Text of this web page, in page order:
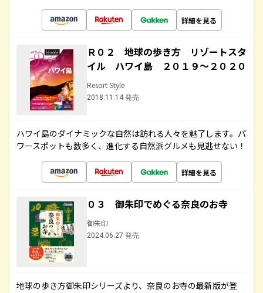
詳細を見る
Ｒ０２ 地球の歩き方 リゾートスタ
イル ハワイ島 ２０１９～２０２０
Resort Style
2018.11.14 発売
ハワイ島のダイナミックな自然は訪れる人々を魅了します。パ
ワースポットも数多く、進化する自然派グルメも見逃せない！
詳細を見る
０３ 御朱印でめぐる奈良のお寺
御朱印
2024.06.27 発売
地球の歩き方御朱印シリーズより、奈良のお寺の最新版が登